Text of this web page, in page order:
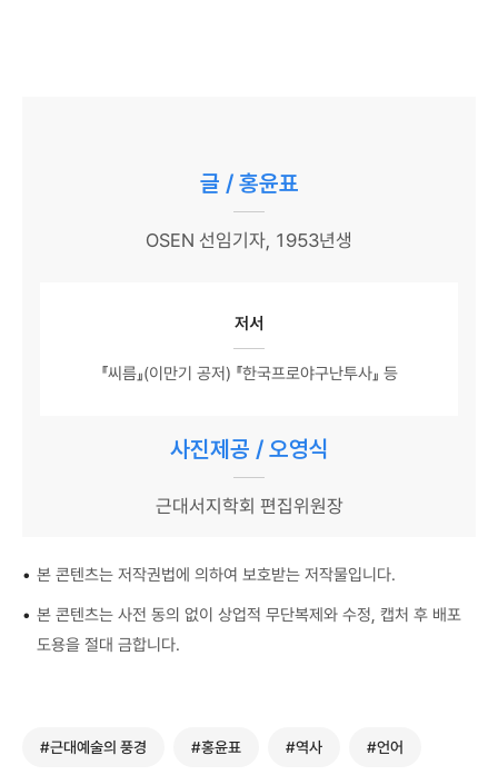
글 / 홍윤표
OSEN 선임기자, 1953년생
저서
『씨름』(이만기 공저) 『한국프로야구난투사』 등
사진제공 / 오영식
근대서지학회 편집위원장
• 본 콘텐츠는 저작권법에 의하여 보호받는 저작물입니다.
• 본 콘텐츠는 사전 동의 없이 상업적 무단복제와 수정, 캡처 후 배포
도용을 절대 금합니다.
#근대예술의 풍경 #홍윤표 #역사 #언어